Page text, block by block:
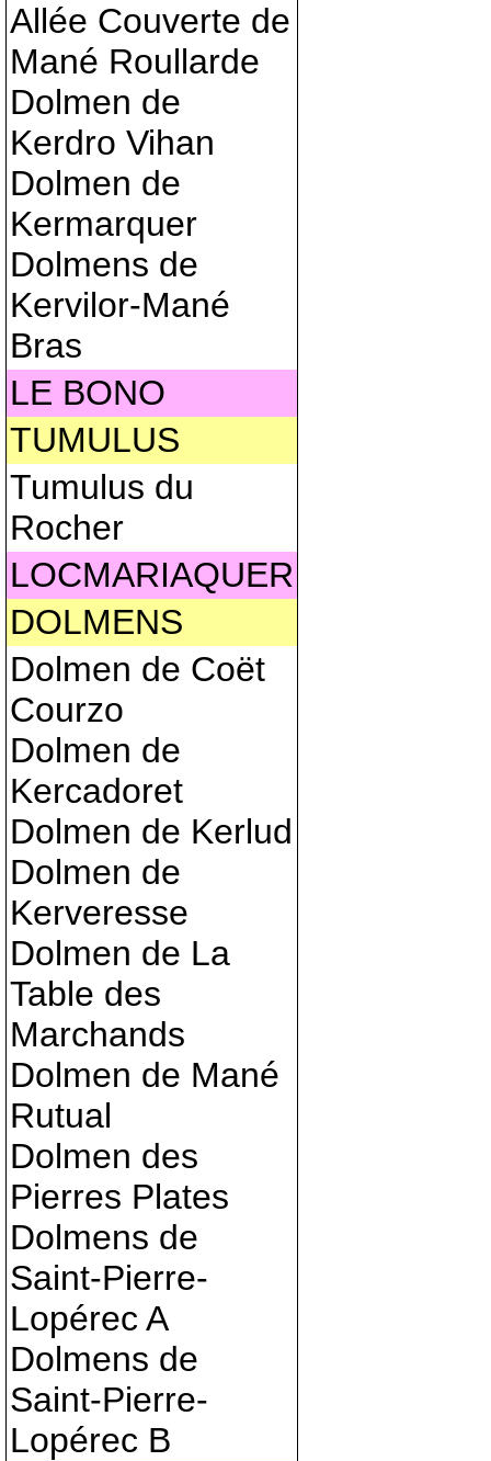
Allée Couverte de
Mané Roullarde
Dolmen de
Kerdro Vihan
Dolmen de
Kermarquer
Dolmens de
Kervilor-Mané
Bras
LE BONO
TUMULUS
Tumulus du
Rocher
LOCMARIAQUER
DOLMENS
Dolmen de Coët
Courzo
Dolmen de
Kercadoret
Dolmen de Kerlud
Dolmen de
Kerveresse
Dolmen de La
Table des
Marchands
Dolmen de Mané
Rutual
Dolmen des
Pierres Plates
Dolmens de
Saint-Pierre-
Lopérec A
Dolmens de
Saint-Pierre-
Lopérec B